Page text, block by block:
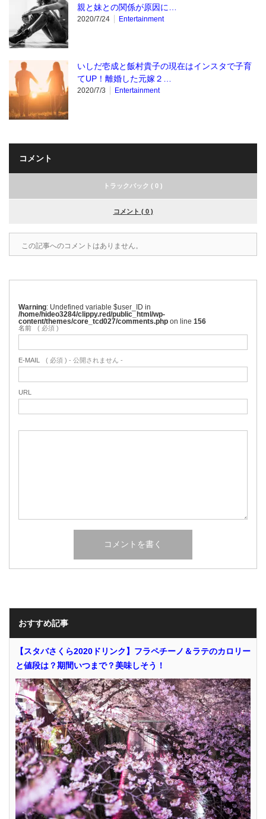
親と妹との関係が原因に…
2020/7/24 Entertainment
いしだ壱成と飯村貴子の現在はインスタで子育
てUP！離婚した元嫁２…
2020/7/3 Entertainment
コメント
トラックバック ( 0 )
コメント ( 0 )
この記事へのコメントはありません。
Warning : Undefined variable $user_ID in
/home/hideo3284/clippy.red/public_html/wp-
content/themes/core_tcd027/comments.php on line 156
名前 ( 必須 )
E-MAIL ( 必須 ) - 公開されません -
URL
おすすめ記事
【スタバさくら2020ドリンク】フラペチーノ＆ラテのカロリー
と値段は？期間いつまで？美味しそう！